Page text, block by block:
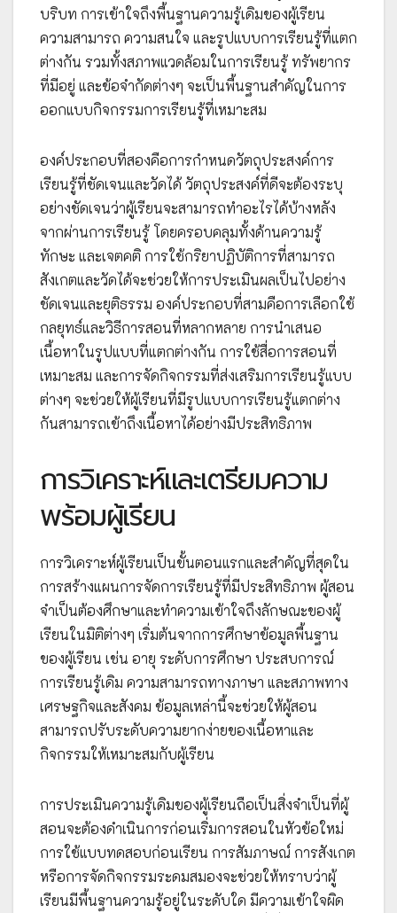
บริบท การเข้าใจถึงพื้นฐานความรู้เดิมของผู้เรียน
ความสามารถ ความสนใจ และรูปแบบการเรียนรู้ที่แตก
ต่างกัน รวมทั้งสภาพแวดล้อมในการเรียนรู้ ทรัพยากร
ที่มีอยู่ และข้อจำกัดต่างๆ จะเป็นพื้นฐานสำคัญในการ
ออกแบบกิจกรรมการเรียนรู้ที่เหมาะสม
องค์ประกอบที่สองคือการกำหนดวัตถุประสงค์การ
เรียนรู้ที่ชัดเจนและวัดได้ วัตถุประสงค์ที่ดีจะต้องระบุ
อย่างชัดเจนว่าผู้เรียนจะสามารถทำอะไรได้บ้างหลัง
จากผ่านการเรียนรู้ โดยครอบคลุมทั้งด้านความรู้
ทักษะ และเจตคติ การใช้กริยาปฏิบัติการที่สามารถ
สังเกตและวัดได้จะช่วยให้การประเมินผลเป็นไปอย่าง
ชัดเจนและยุติธรรม องค์ประกอบที่สามคือการเลือกใช้
กลยุทธ์และวิธีการสอนที่หลากหลาย การนำเสนอ
เนื้อหาในรูปแบบที่แตกต่างกัน การใช้สื่อการสอนที่
เหมาะสม และการจัดกิจกรรมที่ส่งเสริมการเรียนรู้แบบ
ต่างๆ จะช่วยให้ผู้เรียนที่มีรูปแบบการเรียนรู้แตกต่าง
กันสามารถเข้าถึงเนื้อหาได้อย่างมีประสิทธิภาพ
การวิเคราะห์และเตรียมความ
พร้อมผู้เรียน
การวิเคราะห์ผู้เรียนเป็นขั้นตอนแรกและสำคัญที่สุดใน
การสร้างแผนการจัดการเรียนรู้ที่มีประสิทธิภาพ ผู้สอน
จำเป็นต้องศึกษาและทำความเข้าใจถึงลักษณะของผู้
เรียนในมิติต่างๆ เริ่มต้นจากการศึกษาข้อมูลพื้นฐาน
ของผู้เรียน เช่น อายุ ระดับการศึกษา ประสบการณ์
การเรียนรู้เดิม ความสามารถทางภาษา และสภาพทาง
เศรษฐกิจและสังคม ข้อมูลเหล่านี้จะช่วยให้ผู้สอน
สามารถปรับระดับความยากง่ายของเนื้อหาและ
กิจกรรมให้เหมาะสมกับผู้เรียน
การประเมินความรู้เดิมของผู้เรียนถือเป็นสิ่งจำเป็นที่ผู้
สอนจะต้องดำเนินการก่อนเริ่มการสอนในหัวข้อใหม่
การใช้แบบทดสอบก่อนเรียน การสัมภาษณ์ การสังเกต
หรือการจัดกิจกรรมระดมสมองจะช่วยให้ทราบว่าผู้
เรียนมีพื้นฐานความรู้อยู่ในระดับใด มีความเข้าใจผิด